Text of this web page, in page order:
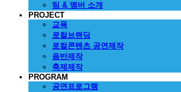
팀 & 멤버 소개
PROJECT
교육
로컬브랜딩
로컬콘텐츠 공연제작
음반제작
축제제작
PROGRAM
공연프로그램